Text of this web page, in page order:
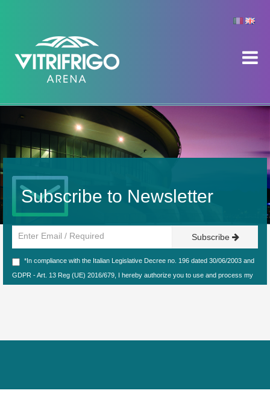
Subscribe to Newsletter
*In compliance with the Italian Legislative Decree no. 196 dated 30/06/2003 and
GDPR - Art. 13 Reg (UE) 2016/679, I hereby authorize you to use and process my
Subscribe